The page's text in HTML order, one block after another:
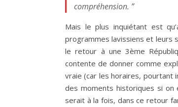
compréhension. ”
Mais le plus inquiétant est
programmes lavissiens et leurs
le retour à une 3ème
contente de donner comme
vraie (car les horaires, pourtant
des moments historiques si on
serait à la fois, dans ce retour